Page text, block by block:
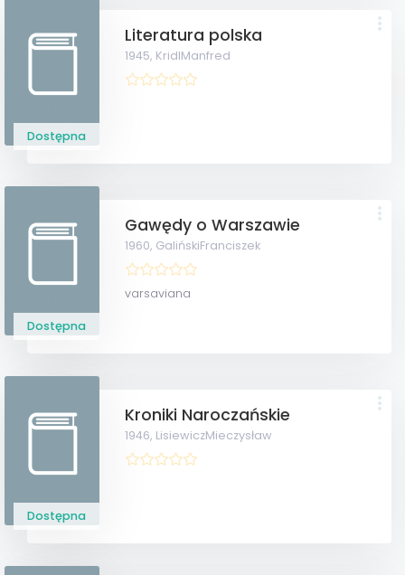
Dostępna
Literatura polska
1945, KridlManfred
Dostępna
Gawędy o Warszawie
1960, GalińskiFranciszek
varsaviana
Dostępna
Kroniki Naroczańskie
1946, LisiewiczMieczysław